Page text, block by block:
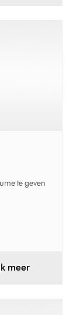
te geven
meer